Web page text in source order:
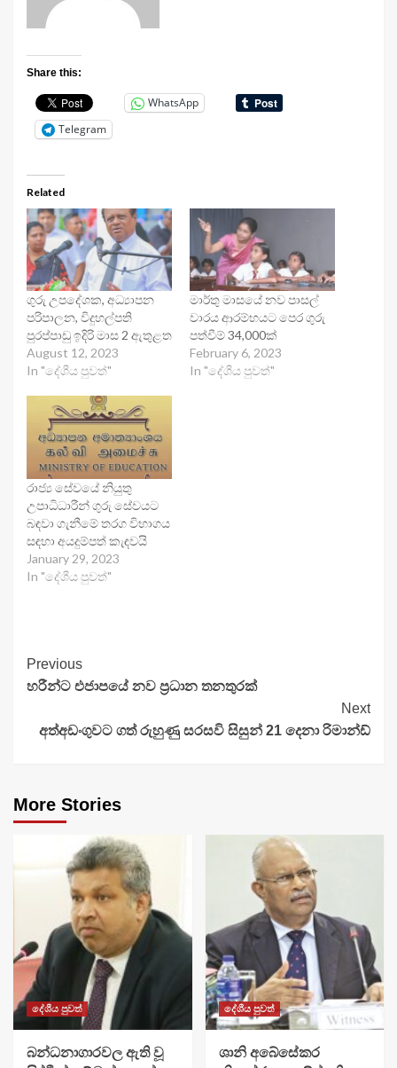
Share this:
WhatsApp
Telegram
Related
ගුරු උපදේශක, අධ්‍යාපන
පරිපාලන, විදුහල්පති
පුරප්පාඩු ඉදිරි මාස 2 ඇතුළත
August 12, 2023
In "දේශීය පුවත්"
මාර්තු මාසයේ නව පාසල්
වාරය ආරම්භයට පෙර ගුරු
පත්වීම් 34,000ක්
February 6, 2023
In "දේශීය පුවත්"
රාජ්‍ය සේවයේ නියුතු
උපාධිධාරීන් ගුරු සේවයට
බඳවා ගැනීමේ තරග විභාගය
සඳහා අයදුම්පත් කැඳවයි
January 29, 2023
In "දේශීය පුවත්"
Continue
Reading
Previous
හරීන්ට එජාපයේ නව ප්‍රධාන තනතුරක්
Next
අත්අඩංගුවට ගත් රුහුණු සරසවි සිසුන් 21 දෙනා රිමාන්ඩ්
More Stories
දේශීය පුවත්
බන්ධනාගාරවල ඇති වූ
දේශීය පුවත්
ශානි අබේසේකර